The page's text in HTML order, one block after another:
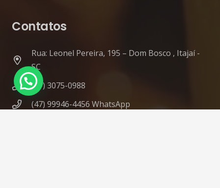
Contatos
Rua: Leonel Pereira, 195 – Dom Bosco , Itajaí -
SC
(47) 3075-0988
(47) 99946-4456 WhatsApp